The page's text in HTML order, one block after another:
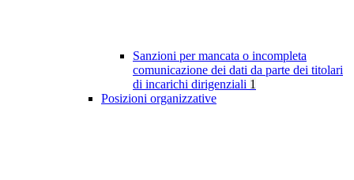
Sanzioni per mancata o incompleta
comunicazione dei dati da parte dei titolari
di incarichi dirigenziali 1
Posizioni organizzative